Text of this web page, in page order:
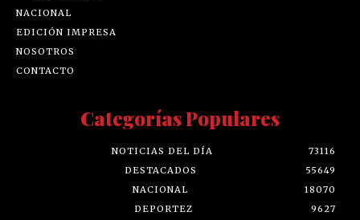
NACIONAL
EDICIÓN IMPRESA
NOSOTROS
CONTACTO
Categorías Populares
NOTICIAS DEL DÍA
73116
DESTACADOS
55649
NACIONAL
18070
DEPORTEZ
9627